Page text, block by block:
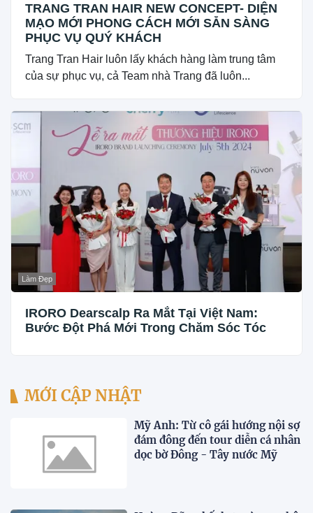
TRANG TRAN HAIR NEW CONCEPT- DIỆN
MẠO MỚI PHONG CÁCH MỚI SẴN SÀNG
PHỤC VỤ QUÝ KHÁCH
Trang Tran Hair luôn lấy khách hàng làm trung tâm
của sự phục vụ, cả Team nhà Trang đã luôn...
Làm Đẹp
IRORO Dearscalp Ra Mắt Tại Việt Nam:
Bước Đột Phá Mới Trong Chăm Sóc Tóc
MỚI CẬP NHẬT
Mỹ Anh: Từ cô gái hướng nội sợ
đám đông đến tour diễn cá nhân
dọc bờ Đông - Tây nước Mỹ